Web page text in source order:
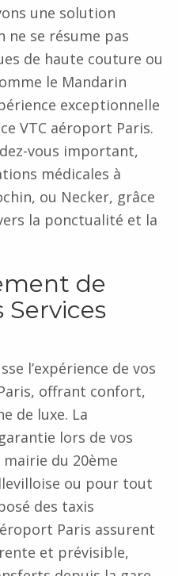
une solution
ne se résume pas
de haute couture ou
le Mandarin
exceptionnelle
VTC aéroport Paris.
vous important,
médicales à
ou Necker, grâce
la ponctualité et la
de
Services
l’expérience de vos
offrant confort,
de luxe. La
lors de vos
du 20ème
ou pour tout
des taxis
Paris assurent
et prévisible,